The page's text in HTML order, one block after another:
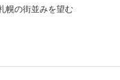
幌の街並みを望む